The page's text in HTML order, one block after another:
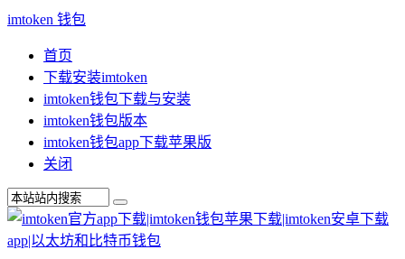
imtoken 钱包
首页
下载安装imtoken
imtoken钱包下载与安装
imtoken钱包版本
imtoken钱包app下载苹果版
关闭